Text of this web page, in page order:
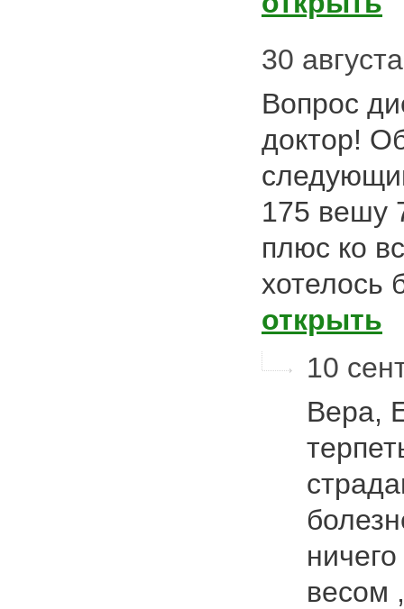
30
Вопрос
доктор!
175 вешу
плюс ко
хотелось
открыть
10
Вера,
весом